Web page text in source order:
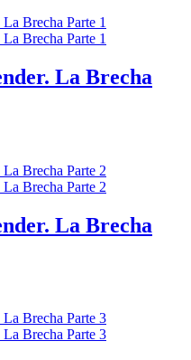
La Brecha
La Brecha